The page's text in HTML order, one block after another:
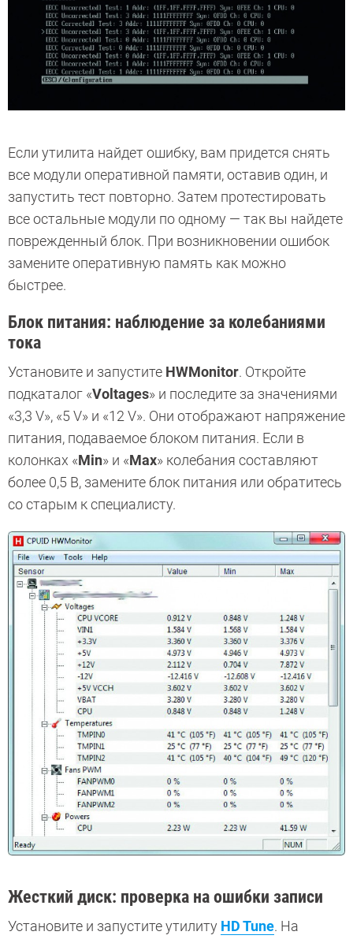
Если утилита найдет ошибку, вам придется снять
все модули оперативной памяти, оставив один, и
запустить тест повторно. Затем протестировать
все остальные модули по одному — так вы найдете
поврежденный блок. При возникновении ошибок
замените оперативную память как можно
быстрее.
Блок питания: наблюдение за колебаниями
тока
Установите и запустите HWMonitor. Откройте
подкаталог «Voltages» и последите за значениями
«3,3 V», «5 V» и «12 V». Они отображают напряжение
питания, подаваемое блоком питания. Если в
колонках «Min» и «Max» колебания составляют
более 0,5 В, замените блок питания или обратитесь
со старым к специалисту.
Жесткий диск: проверка на ошибки записи
Установите и запустите утилиту HD Tune. На